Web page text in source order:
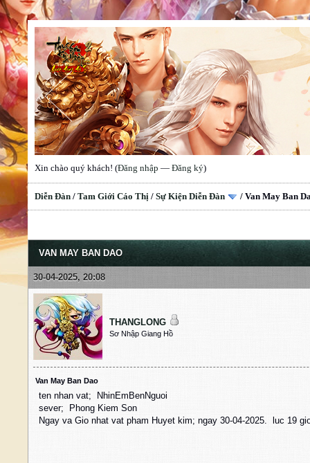
Xin chào quý khách! (Đăng nhập — Đăng ký)
Diễn Đàn / Tam Giới Cáo Thị / Sự Kiện Diễn Đàn / Van May Ban
VAN MAY BAN DAO
30-04-2025, 20:08
THANGLONG
Sơ Nhập Giang Hồ
Van May Ban Dao
ten nhan vat; NhinEmBenNguoi
sever; Phong Kiem Son
Ngay va Gio nhat vat pham Huyet kim; ngay 30-04-2025. luc 19